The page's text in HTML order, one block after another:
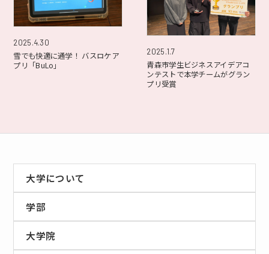
2025.4.30
雪でも快適に通学！ バスロケア
プリ「BuLo」
2025.1.7
青森市学生ビジネスアイデアコ
ンテストで本学チームがグラン
プリ受賞
大学について
学部
大学院